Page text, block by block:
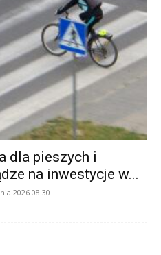
dla pieszych i
na inwestycje w...
2026 08:30